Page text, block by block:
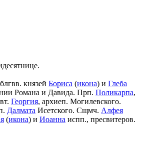
князей Бориса (икона) и Глеба
Романа и Давида. Прп. Поликарпа,
Георгия, архиеп. Могилевского.
Далмата Исетского. Сщмч. Алфея
(икона) и Иоанна испп., пресвитеров.